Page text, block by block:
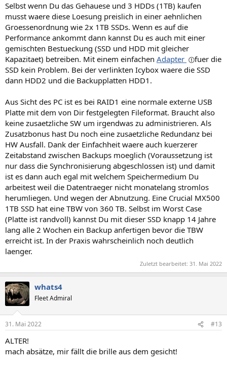
Selbst wenn Du das Gehauese und 3 HDDs (1TB) kaufen
musst waere diese Loesung preislich in einer aehnlichen
Groessenordnung wie 2x 1TB SSDs. Wenn es auf die
Performance ankommt dann kannst Du es auch mit einer
gemischten Bestueckung (SSD und HDD mit gleicher
Kapazitaet) betreiben. Mit einem einfachen Adapter
fuer die
SSD kein Problem. Bei der verlinkten Icybox waere die SSD
dann HDD2 und die Backupplatten HDD1.
Aus Sicht des PC ist es bei RAID1 eine normale externe USB
Platte mit dem von Dir festgelegten Fileformat. Braucht also
keine zusaetzliche SW um irgendwas zu administrieren. Als
Zusatzbonus hast Du noch eine zusaetzliche Redundanz bei
HW Ausfall. Dank der Einfachheit waere auch kuerzerer
Zeitabstand zwischen Backups moeglich (Voraussetzung ist
nur dass die Synchronisierung abgeschlossen ist) und damit
ist es dann auch egal mit welchem Speichermedium Du
arbeitest weil die Datentraeger nicht monatelang stromlos
herumliegen. Und wegen der Abnutzung. Eine Crucial MX500
1TB SSD hat eine TBW von 360 TB. Selbst im Worst Case
(Platte ist randvoll) kannst Du mit dieser SSD knapp 14 Jahre
lang alle 2 Wochen ein Backup anfertigen bevor die TBW
erreicht ist. In der Praxis wahrscheinlich noch deutlich
laenger.
Zuletzt bearbeitet: 31. Mai 2022
whats4
Fleet Admiral
31. Mai 2022 #13
ALTER!
mach absätze, mir fällt die brille aus dem gesicht!